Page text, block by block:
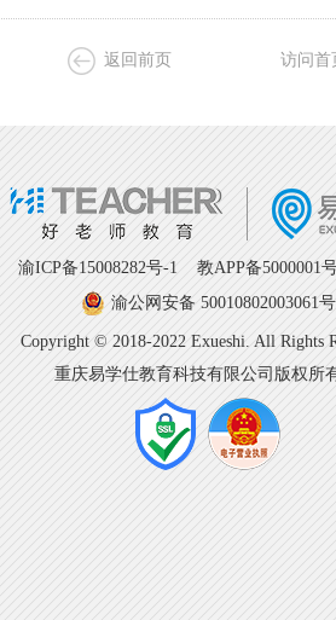
返回前页 访问首
渝ICP备15008282号-1 教APP备5000001
渝公网安备 50010802003061号
Copyright © 2018-2022 Exueshi. All Rights
重庆易学仕教育科技有限公司版权